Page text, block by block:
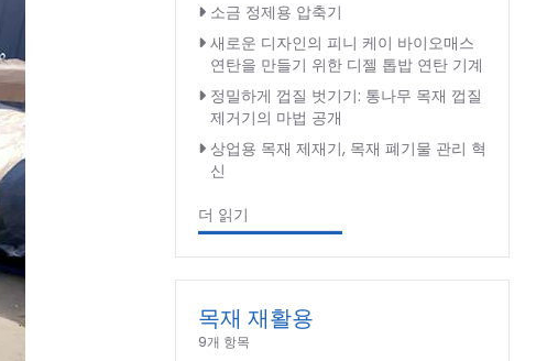
소금 정제용 압축기
새로운 디자인의 피니 케이 바이오매스
연탄을 만들기 위한 디젤 톱밥 연탄 기계
정밀하게 껍질 벗기기: 통나무 목재 껍질
제거기의 마법 공개
상업용 목재 제재기, 목재 폐기물 관리 혁
신
더 읽기
목재 재활용
9개 항목